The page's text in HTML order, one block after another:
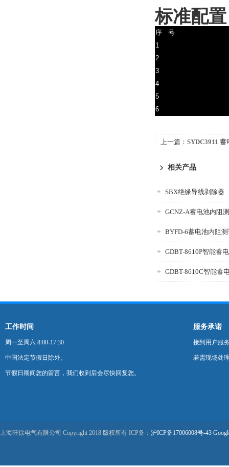
标准配置
序 号
1
2
3
4
5
6
上一篇： SYDC3911
相关产品
SBX绝缘导线剥除器
GCNZ-A蓄电池内阻
BYFD-6蓄电池内阻
GDBT-8610P智能蓄
GDBT-8610C智能蓄
工作时间
周一至周六 8:00-17:30
中国法定节假日除外。
节假日期间您的留言，我们收到后会尽快回复您。
服务承诺
接到用户服
若需现场处
上海旺徐电气有限公司 Copyright 2018 版权所有 ICP备： 沪ICP备17006008号-43